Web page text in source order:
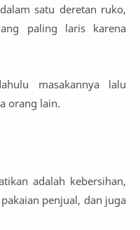
satu deretan ruko,
paling laris karena
masakannya lalu
orang lain.
adalah kebersihan,
penjual, dan juga